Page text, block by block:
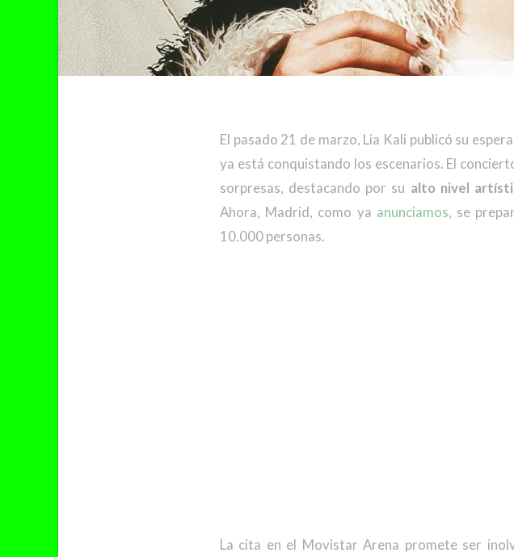
El pasado 21 de marzo, Lia Kali publicó su
ya está conquistando los escenarios. El
sorpresas, destacando por su alto nivel
Ahora, Madrid, como ya anunciamos, se
10.000 personas.
La cita en el Movistar Arena promete ser